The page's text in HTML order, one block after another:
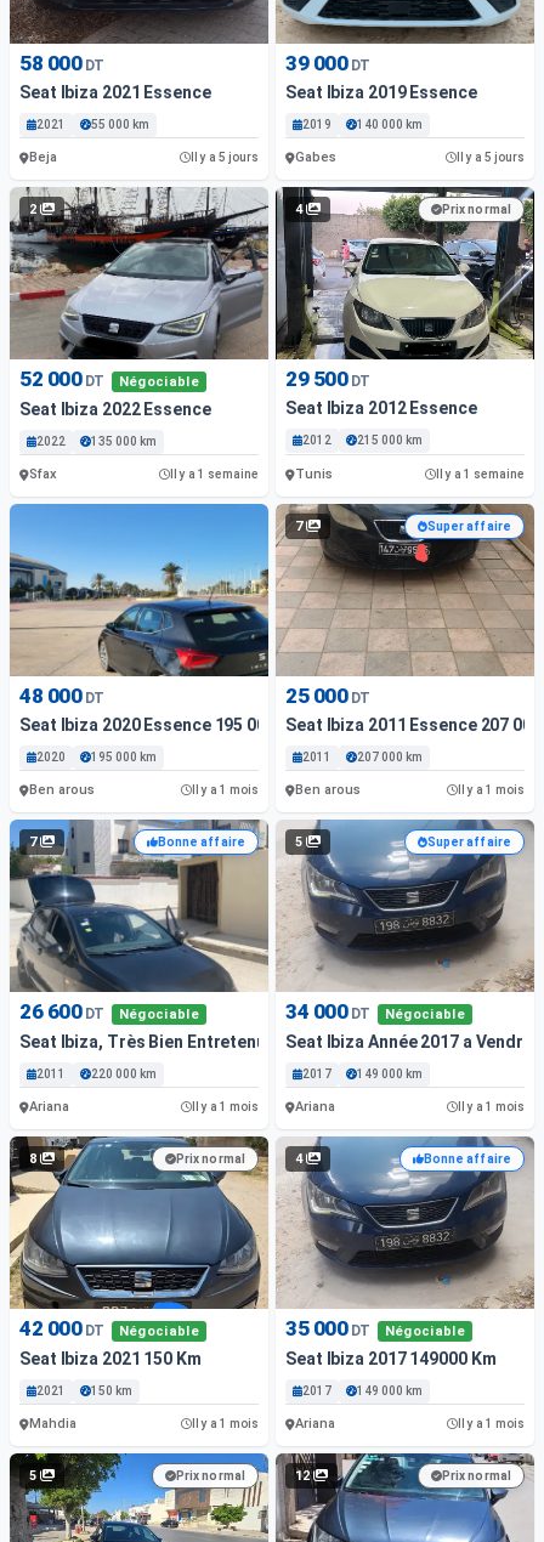
58 000 DT
Seat Ibiza 2021 Essence
2021 55 000 km
Beja Il y a 5 jours
39 000 DT
Seat Ibiza 2019 Essence
2019 140 000 km
Gabes Il y a 5 jours
2
52 000 DT Négociable
Seat Ibiza 2022 Essence
2022 135 000 km
Sfax Il y a 1 semaine
4 Prix normal
29 500 DT
Seat Ibiza 2012 Essence
2012 215 000 km
Tunis Il y a 1 semaine
48 000 DT
Seat Ibiza 2020 Essence 195 000 Km Ben Arous
2020 195 000 km
Ben arous Il y a 1 mois
7 Super affaire
25 000 DT
Seat Ibiza 2011 Essence 207
2011 207 000 km
Ben arous Il y a 1 mois
7 Bonne affaire
26 600 DT Négociable
Seat Ibiza, Très Bien Entretenue, Première Main
2011 220 000 km
Ariana Il y a 1 mois
5 Super affaire
34 000 DT Négociable
Seat Ibiza Année 2017 a Vendre
2017 149 000 km
Ariana Il y a 1 mois
8 Prix normal
42 000 DT Négociable
Seat Ibiza 2021 150 Km
2021 150 km
Mahdia Il y a 1 mois
4 Bonne affaire
35 000 DT Négociable
Seat Ibiza 2017 149000 Km
2017 149 000 km
Ariana Il y a 1 mois
5 Prix normal 12 Prix normal